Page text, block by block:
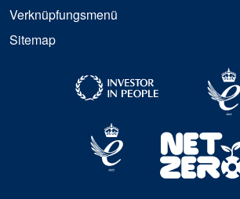
Verknüpfungsmenü
Sitemap